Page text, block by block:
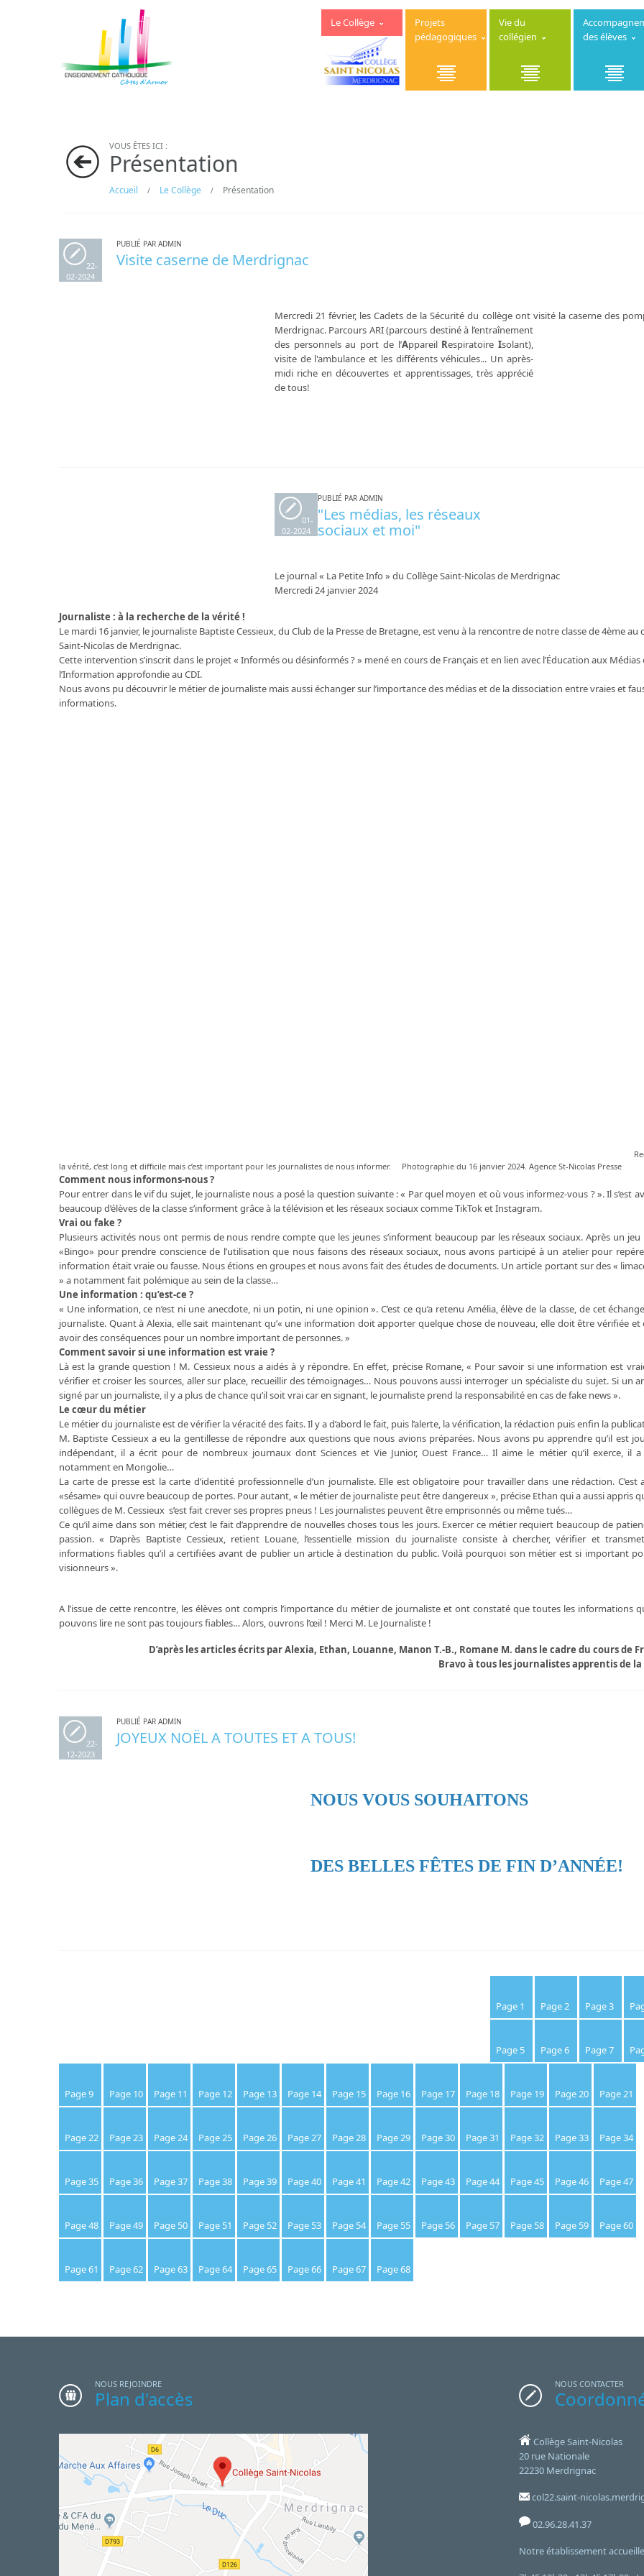
Le Collège
Projets
pédagogiques
Vie du
collégien
des élèves
VOUS ÊTES ICI :
Présentation
Accueil / Le Collège / Présentation
22-
02-2024
PUBLIÉ PAR ADMIN
Visite caserne de Merdrignac
Mercredi 21 février, les Cadets de la Sécurité du collège ont visité la caserne des
Merdrignac. Parcours ARI (parcours destiné à l’entraînement
des personnels au port de l’Appareil Respiratoire Isolant),
visite de l'ambulance et les différents véhicules... Un après-
midi riche en découvertes et apprentissages, très apprécié
de tous!
01-
02-2024
PUBLIÉ PAR ADMIN
"Les médias, les réseaux
sociaux et moi"
Le journal « La Petite Info » du Collège Saint-Nicolas de Merdrignac
Mercredi 24 janvier 2024
Journaliste : à la recherche de la vérité !
Le mardi 16 janvier, le journaliste Baptiste Cessieux, du Club de la Presse de Bretagne, est venu à la rencontre de notre classe de 4ème au
Saint-Nicolas de Merdrignac.
Cette intervention s’inscrit dans le projet « Informés ou désinformés ? » mené en cours de Français et en lien avec l’Éducation aux Médias
l’Information approfondie au CDI.
Nous avons pu découvrir le métier de journaliste mais aussi échanger sur l’importance des médias et de la dissociation entre vraies et
informations.
la vérité, c’est long et difficile mais c’est important pour les journalistes de nous informer. Photographie du 16 janvier 2024. Agence St-Nicolas Presse
Comment nous informons-nous ?
Pour entrer dans le vif du sujet, le journaliste nous a posé la question suivante : « Par quel moyen et où vous informez-vous ? ». Il s’est
beaucoup d’élèves de la classe s’informent grâce à la télévision et les réseaux sociaux comme TikTok et Instagram.
Vrai ou fake ?
Plusieurs activités nous ont permis de nous rendre compte que les jeunes s’informent beaucoup par les réseaux sociaux. Après un
«Bingo» pour prendre conscience de l’utilisation que nous faisons des réseaux sociaux, nous avons participé à un atelier pour
information était vraie ou fausse. Nous étions en groupes et nous avons fait des études de documents. Un article portant sur des «
» a notamment fait polémique au sein de la classe…
Une information : qu’est-ce ?
« Une information, ce n’est ni une anecdote, ni un potin, ni une opinion ». C’est ce qu’a retenu Amélia, élève de la classe, de cet
journaliste. Quant à Alexia, elle sait maintenant qu’« une information doit apporter quelque chose de nouveau, elle doit être vérifiée et
avoir des conséquences pour un nombre important de personnes. »
Comment savoir si une information est vraie ?
Là est la grande question ! M. Cessieux nous a aidés à y répondre. En effet, précise Romane, « Pour savoir si une information est
vérifier et croiser les sources, aller sur place, recueillir des témoignages… Nous pouvons aussi interroger un spécialiste du sujet. Si un
signé par un journaliste, il y a plus de chance qu’il soit vrai car en signant, le journaliste prend la responsabilité en cas de fake news ».
Le cœur du métier
Le métier du journaliste est de vérifier la véracité des faits. Il y a d’abord le fait, puis l’alerte, la vérification, la rédaction puis enfin la
M. Baptiste Cessieux a eu la gentillesse de répondre aux questions que nous avions préparées. Nous avons pu apprendre qu’il est
indépendant, il a écrit pour de nombreux journaux dont Sciences et Vie Junior, Ouest France… Il aime le métier qu’il exerce, il a
notamment en Mongolie…
La carte de presse est la carte d’identité professionnelle d’un journaliste. Elle est obligatoire pour travailler dans une rédaction. C’est
«sésame» qui ouvre beaucoup de portes. Pour autant, « le métier de journaliste peut être dangereux », précise Ethan qui a aussi appris
collègues de M. Cessieux s’est fait crever ses propres pneus ! Les journalistes peuvent être emprisonnés ou même tués…
Ce qu’il aime dans son métier, c’est le fait d’apprendre de nouvelles choses tous les jours. Exercer ce métier requiert beaucoup de
passion. « D’après Baptiste Cessieux, retient Louane, l’essentielle mission du journaliste consiste à chercher, vérifier et
informations fiables qu’il a certifiées avant de publier un article à destination du public. Voilà pourquoi son métier est si important
visionneurs ».
A l’issue de cette rencontre, les élèves ont compris l’importance du métier de journaliste et ont constaté que toutes les informations
pouvons lire ne sont pas toujours fiables… Alors, ouvrons l’œil ! Merci M. Le Journaliste !
D’après les articles écrits par Alexia, Ethan, Louanne, Manon T.-B., Romane M. dans le cadre du cours de
Bravo à tous les journalistes apprentis de la
22-
12-2023
PUBLIÉ PAR ADMIN
JOYEUX NOËL A TOUTES ET A TOUS!
NOUS VOUS SOUHAITONS
DES BELLES FÊTES DE FIN D’ANNÉE!
Page 1 Page 2 Page 3
Page 5 Page 6 Page 7
Page 9 Page 10 Page 11 Page 12 Page 13 Page 14 Page 15 Page 16 Page 17 Page 18 Page 19 Page 20 Page 21
Page 22 Page 23 Page 24 Page 25 Page 26 Page 27 Page 28 Page 29 Page 30 Page 31 Page 32 Page 33 Page 34
Page 35 Page 36 Page 37 Page 38 Page 39 Page 40 Page 41 Page 42 Page 43 Page 44 Page 45 Page 46 Page 47
Page 48 Page 49 Page 50 Page 51 Page 52 Page 53 Page 54 Page 55 Page 56 Page 57 Page 58 Page 59 Page 60
Page 61 Page 62 Page 63 Page 64 Page 65 Page 66 Page 67 Page 68
NOUS REJOINDRE
Plan d'accès
NOUS CONTACTER
Collège Saint-Nicolas
20 rue Nationale
22230 Merdrignac
col22.saint-
02.96.28.41.37
Notre établissement